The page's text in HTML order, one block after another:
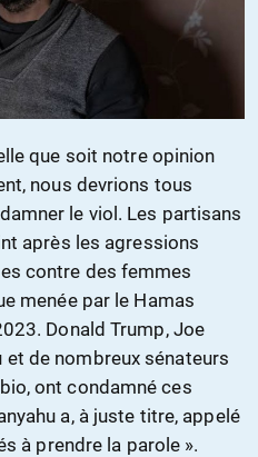
que soit notre opinion
nous devrions tous
le viol. Les partisans
après les agressions
contre des femmes
menée par le Hamas
Donald Trump, Joe
et de nombreux sénateurs
ont condamné ces
a, à juste titre, appelé
à prendre la parole ».